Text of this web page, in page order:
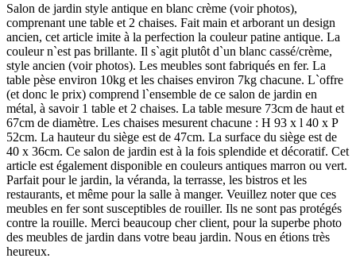
Salon de jardin style antique en blanc crème (voir photos),
comprenant une table et 2 chaises. Fait main et arborant un design
ancien, cet article imite à la perfection la couleur patine antique. La
couleur n`est pas brillante. Il s`agit plutôt d`un blanc cassé/crème,
style ancien (voir photos). Les meubles sont fabriqués en fer. La
table pèse environ 10kg et les chaises environ 7kg chacune. L`offre
(et donc le prix) comprend l`ensemble de ce salon de jardin en
métal, à savoir 1 table et 2 chaises. La table mesure 73cm de haut et
67cm de diamètre. Les chaises mesurent chacune : H 93 x l 40 x P
52cm. La hauteur du siège est de 47cm. La surface du siège est de
40 x 36cm. Ce salon de jardin est à la fois splendide et décoratif. Cet
article est également disponible en couleurs antiques marron ou vert.
Parfait pour le jardin, la véranda, la terrasse, les bistros et les
restaurants, et même pour la salle à manger. Veuillez noter que ces
meubles en fer sont susceptibles de rouiller. Ils ne sont pas protégés
contre la rouille. Merci beaucoup cher client, pour la superbe photo
des meubles de jardin dans votre beau jardin. Nous en étions très
heureux.